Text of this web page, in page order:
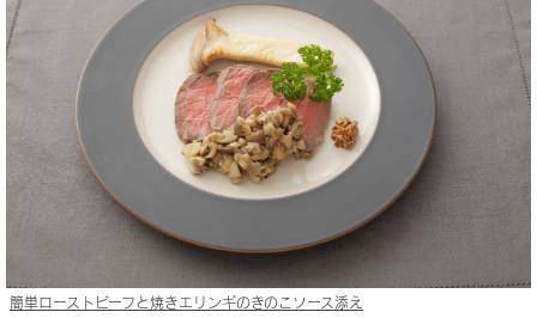
簡単ローストビーフと焼きエリンギのきのこソース添え